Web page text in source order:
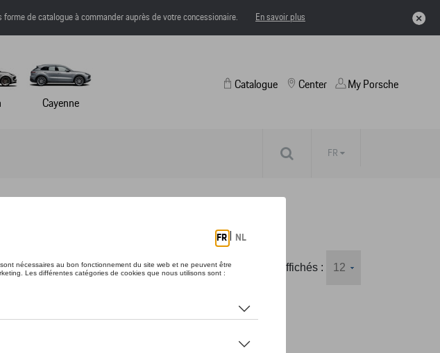
de catalogue à commander auprès de votre concessionaire. En savoir plus
Cayenne
Catalogue Center My Porsche
FR
Nombre d'éléments affichés :